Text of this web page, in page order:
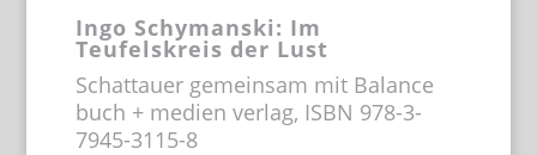
Ingo Schymanski: Im
Teufelskreis der Lust
Schattauer gemeinsam mit Balance
buch + medien verlag, ISBN 978-3-
7945-3115-8